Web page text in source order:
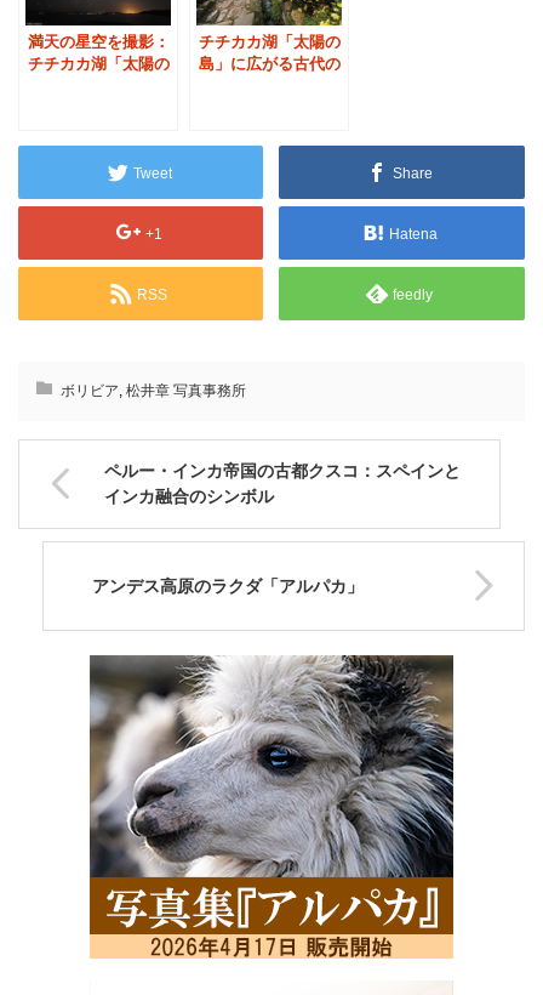
満天の星空を撮影：
チチカカ湖「太陽の
チチカカ湖「太陽の
島」に広がる古代の
Tweet Share
+1 Hatena
RSS feedly
ボリビア, 松井章 写真事務所
ペルー・インカ帝国の古都クスコ：スペインと
インカ融合のシンボル
アンデス高原のラクダ「アルパカ」